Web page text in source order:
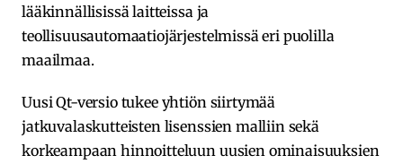
lääkinnällisissä laitteissa ja
teollisuusautomaatiojärjestelmissä eri puolilla
maailmaa.
Uusi Qt-versio tukee yhtiön siirtymää
jatkuvalaskutteisten lisenssien malliin sekä
korkeampaan hinnoitteluun uusien ominaisuuksien